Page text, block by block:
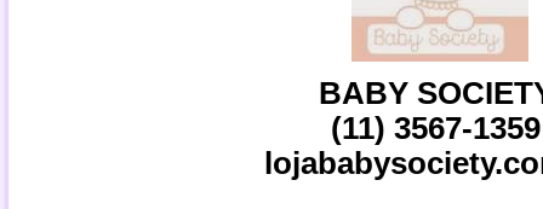
BABY
(11) 3567-1359